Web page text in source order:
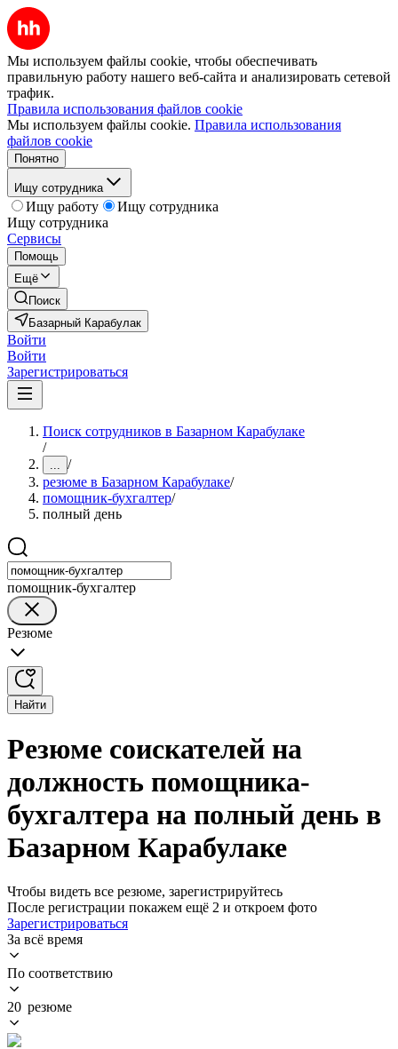
Мы используем файлы cookie, чтобы обеспечивать
правильную работу нашего веб-сайта и анализировать сетевой
трафик.
Правила использования файлов cookie
Мы используем файлы cookie. Правила использования
файлов cookie
Понятно
Ищу сотрудника
Ищу работу
Ищу сотрудника
Ищу сотрудника
Сервисы
Помощь
Ещё
Поиск
Базарный Карабулак
Войти
Войти
Зарегистрироваться
Поиск сотрудников в Базарном Карабулаке
/
... /
резюме в Базарном Карабулаке/
помощник-бухгалтер/
полный день
помощник-бухгалтер
Резюме
Найти
Резюме соискателей на
должность помощника-
бухгалтера на полный день в
Базарном Карабулаке
Чтобы видеть все резюме, зарегистрируйтесь
После регистрации покажем ещё 2 и откроем фото
Зарегистрироваться
За всё время
По соответствию
20 резюме